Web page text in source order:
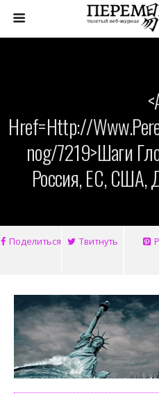
Href=http://
Nog/7219>Шаги
Россия, ЕС, США,
Поделиться Твитнуть